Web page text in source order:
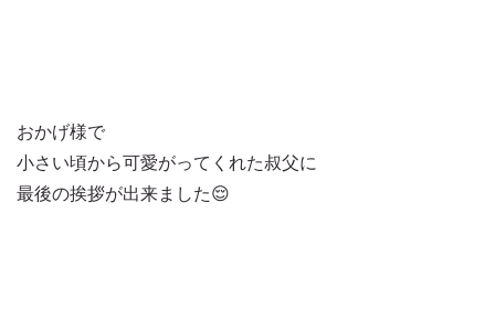
おかげ様で
小さい頃から可愛がってくれた叔父に
最後の挨拶が出来ました😌